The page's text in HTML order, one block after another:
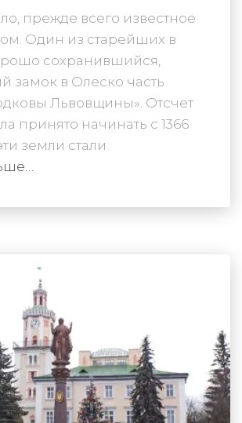
прежде всего известное
Один из старейших в
сохранившийся,
замок в Олеско часть
Львовщины». Отсчет
принято начинать с 1366
земли стали